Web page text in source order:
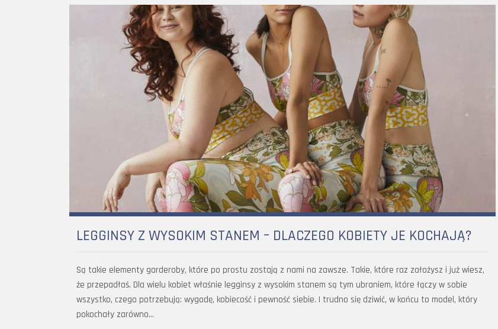
LEGGINSY Z WYSOKIM STANEM – DLACZEGO KOBIETY JE KOCHAJĄ?
Są takie elementy garderoby, które po prostu zostają z nami na zawsze. Takie, które raz założysz i już wiesz,
że przepadłaś. Dla wielu kobiet właśnie legginsy z wysokim stanem są tym ubraniem, które łączy w sobie
wszystko, czego potrzebują: wygodę, kobiecość i pewność siebie. I trudno się dziwić, w końcu to model, który
pokochały zarówno…